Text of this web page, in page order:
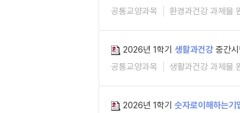
공통교양과목
환경과건강 과제물
2026년 1학기 생활과건강 중간
공통교양과목
생활과건강 과제물
2026년 1학기 숫자로이해하는기